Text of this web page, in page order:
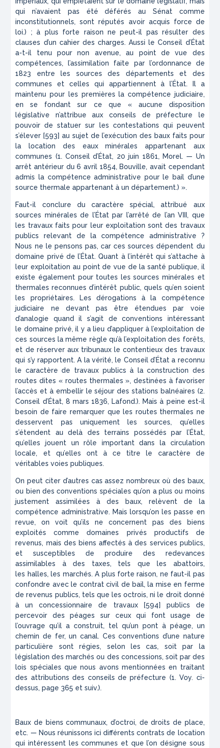
qui n’avaient pas été déférés au Sénat comme
inconstitutionnels, sont réputés avoir acquis force de
loi.) ; à plus forte raison ne peut-il pas résulter des
clauses d’un cahier des charges. Aussi le Conseil d’État
a-t-il tenu pour non avenue, au point de vue des
compétences, l’assimilation faite par l’ordonnance de
1823 entre les sources des départements et des
communes et celles qui appartiennent à l’État. Il a
maintenu pour les premières la compétence judiciaire,
en se fondant sur ce que « aucune disposition
législative n’attribue aux conseils de préfecture le
pouvoir de statuer sur les contestations qui peuvent
s’élever [593] au sujet de l’exécution des baux faits pour
la location des eaux minérales appartenant aux
communes (1. Conseil d’État, 20 juin 1861, Morel. — Un
arrêt antérieur du 6 avril 1854, Bouville, avait cependant
admis la compétence administrative pour le bail d’une
source thermale appartenant à un département.) ».
Faut-il conclure du caractère spécial, attribué aux
sources minérales de l’État par l’arrêté de l’an VIII, que
les travaux faits pour leur exploitation sont des travaux
publics relevant de la compétence administrative ?
Nous ne le pensons pas, car ces sources dépendent du
domaine privé de l’État. Quant à l’intérêt qui s’attache à
leur exploitation au point de vue de la santé publique, il
existe également pour toutes les sources minérales et
thermales reconnues d’intérêt public, quels qu’en soient
les propriétaires. Les
dérogations à la compétence
judiciaire ne devant pas être étendues
par voie
d’analogie quand il s’agit de conventions intéressant
le domaine privé, il y a lieu d’appliquer à l’exploitation de
ces sources la même règle qu’à l’exploitation des forêts,
et de réserver aux tribunaux le contentieux des travaux
qui s’y rapportent. A la vérité, le Conseil d’État a reconnu
le caractère de travaux publics à la construction des
routes dites « routes thermales », destinées à favoriser
l’accès et à embellir le séjour des stations balnéaires (2.
Conseil d’État, 8 mars 1836, Lafond.). Mais à peine est-il
besoin de faire remarquer que les routes thermales ne
desservent pas uniquement les sources, qu’elles
s’étendent
au
delà des terrains possédés par l’État,
qu’elles jouent un
rôle important dans la circulation
locale, et qu’elles ont à ce titre
le caractère de
véritables voies publiques.
On peut citer d’autres cas assez nombreux où des baux,
ou bien des conventions spéciales qu’on a plus ou moins
justement assimilées
à des baux, relèvent de la
compétence administrative. Mais lorsqu’on les passe en
revue, on voit qu’ils ne concernent pas des
biens
exploités comme domaines privés productifs de
revenus, mais des biens affectés à des services publics,
et susceptibles de produire
des redevances
assimilables à des taxes, tels que les abattoirs,
les halles, les marchés. A plus forte raison, ne faut-il pas
confondre avec le contrat civil de bail, la mise en ferme
de revenus publics, tels que les octrois, ni le droit donné
à un concessionnaire de travaux [594] publics de
percevoir despéages sur ceux qui font usage de
l’ouvrage qu’il a construit, tel qu’un pont à péage, un
chemin de fer, un canal. Ces conventions d’une nature
particulière sont régies, selon les cas, soit par la
législation des marchés ou des concessions, soit par des
lois spéciales que nous avons mentionnées en traitant
des attributions des conseils de préfecture (1. Voy. ci-
dessus, page 365 et suiv.).
Baux de biens communaux, d’octroi, de droits de place,
etc. — Nous réunissons ici différents contrats de location
qui intéressent les communes et que l’on désigne sous